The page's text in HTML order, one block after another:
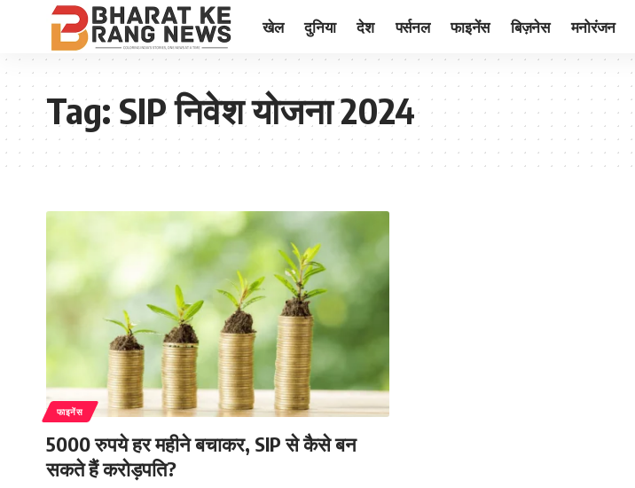
खेल दुनिया देश पर्सनल फाइनेंस बिज़नेस मनोरंजन
Tag:SIP निवेश योजना 2024
फाइनेंस
5000 रुपये हर महीने बचाकर, SIP से कैसे बन
सकते हैं करोड़पति?